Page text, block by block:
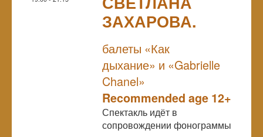
ЗАХАРОВА.
балеты «Как
дыхание» и «Gabrielle
Chanel»
Recommended age 12+
Спектакль идёт в
сопровождении фонограммы